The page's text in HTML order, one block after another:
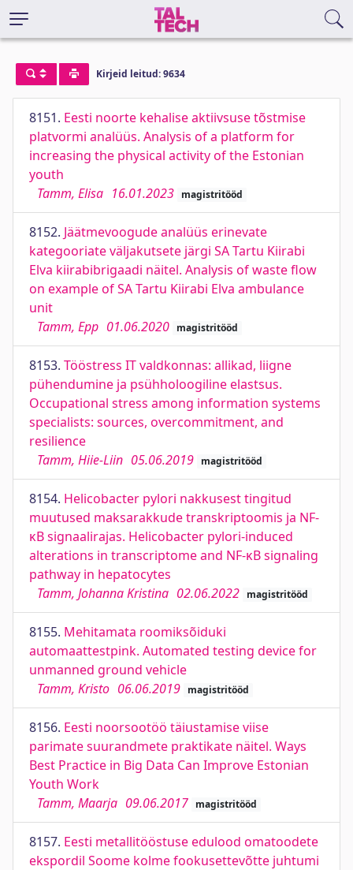
Kirjeid leitud: 9634
8151. Eesti noorte kehalise aktiivsuse tõstmise
platvormi analüüs. Analysis of a platform for
increasing the physical activity of the Estonian
youth
Tamm, Elisa 16.01.2023 magistritööd
8152. Jäätmevoogude analüüs erinevate
kategooriate väljakutsete järgi SA Tartu Kiirabi
Elva kiirabibrigaadi näitel. Analysis of waste flow
on example of SA Tartu Kiirabi Elva ambulance
unit
Tamm, Epp 01.06.2020 magistritööd
8153. Tööstress IT valdkonnas: allikad, liigne
pühendumine ja psühholoogiline elastsus.
Occupational stress among information systems
specialists: sources, overcommitment, and
resilience
Tamm, Hiie-Liin 05.06.2019 magistritööd
8154. Helicobacter pylori nakkusest tingitud
muutused maksarakkude transkriptoomis ja NF-
κB signaalirajas. Helicobacter pylori-induced
alterations in transcriptome and NF-κB signaling
pathway in hepatocytes
Tamm, Johanna Kristina 02.06.2022 magistritööd
8155. Mehitamata roomiksõiduki
automaattestpink. Automated testing device for
unmanned ground vehicle
Tamm, Kristo 06.06.2019 magistritööd
8156. Eesti noorsootöö täiustamise viise
parimate suurandmete praktikate näitel. Ways
Best Practice in Big Data Can Improve Estonian
Youth Work
Tamm, Maarja 09.06.2017 magistritööd
8157. Eesti metallitööstuse edulood omatoodete
ekspordil Soome kolme fookusettevõtte juhtumi